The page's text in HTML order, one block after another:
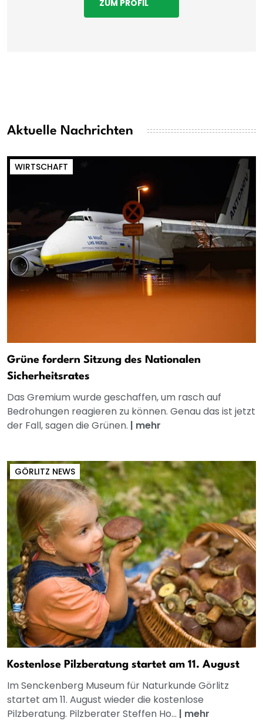
ZUM PROFIL
Aktuelle Nachrichten
WIRTSCHAFT
Grüne fordern Sitzung des Nationalen
Sicherheitsrates
Das Gremium wurde geschaffen, um rasch auf
Bedrohungen reagieren zu können. Genau das ist jetzt
der Fall, sagen die Grünen. | mehr
GÖRLITZ NEWS
Kostenlose Pilzberatung startet am 11. August
Im Senckenberg Museum für Naturkunde Görlitz
startet am 11. August wieder die kostenlose
Pilzberatung. Pilzberater Steffen Ho... | mehr